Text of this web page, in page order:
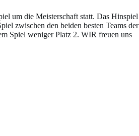
um die Meisterschaft statt. Das Hinspiel
zwischen den beiden besten Teams der
Spiel weniger Platz 2. WIR freuen uns